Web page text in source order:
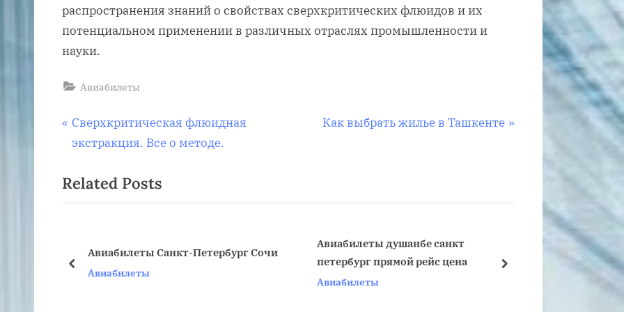
распространения знаний о свойствах сверхкритических флюидов и их
потенциальном применении в различных отраслях промышленности и
науки.
Авиабилеты
Навигация
записям
P
r
v
i
s
Сверхкритическая флюидная
экстракция. Все о методе.
N
P
s
t
:
Как выбрать жилье в Ташкенте
Related Posts
Авиабилеты Санкт-Петербург Сочи
Авиабилеты
Авиабилеты душанбе санкт
петербург прямой рейс цена
Авиабилеты
Билеты
Санкт-
Авиабилеты
prev next